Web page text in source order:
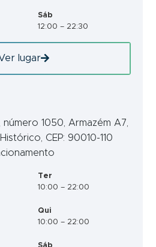
Sáb
12:00 – 22:30
lugar
número 1050, Armazém A7,
CEP: 90010-110
Ter
10:00 – 22:00
Qui
10:00 – 22:00